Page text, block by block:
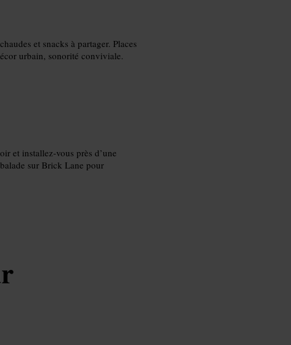
et snacks à partager. Places
urbain, sonorité conviviale.
et installez-vous près d’une
sur Brick Lane pour